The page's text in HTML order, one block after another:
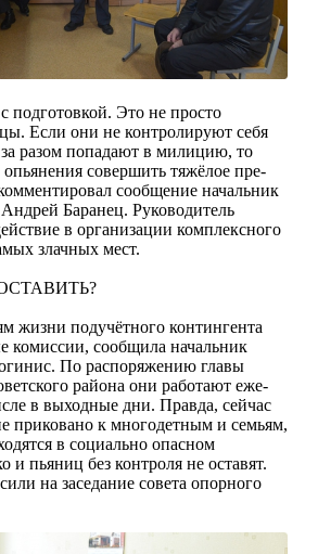
подготовкой. Это не про­сто
Если они не контро­лируют себя
за разом попада­ют в милицию, то
опьянения совершить тяжёлое пре­
сообщение начальник
Баранец. Руководитель
в орга­низации комплексного
злачных мест.
жизни подучётно­го контингента
комис­сии, сообщила началь­ник
По распоряже­нию главы
райо­на они работают еже­
в выходные дни. Правда, сейчас
приковано к много­детным и семьям,
в социально опас­ном
пьяниц без контро­ля не оставят.
на за­седание совета опорно­го